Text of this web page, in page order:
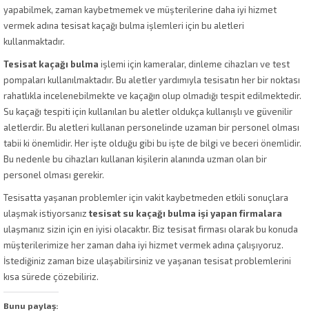
yapabilmek, zaman kaybetmemek ve müşterilerine daha iyi hizmet
vermek adına tesisat kaçağı bulma işlemleri için bu aletleri
kullanmaktadır.
Tesisat kaçağı bulma işlemi için kameralar, dinleme cihazları ve test
pompaları kullanılmaktadır. Bu aletler yardımıyla tesisatın her bir noktası
rahatlıkla incelenebilmekte ve kaçağın olup olmadığı tespit edilmektedir.
Su kaçağı tespiti için kullanılan bu aletler oldukça kullanışlı ve güvenilir
aletlerdir. Bu aletleri kullanan personelinde uzaman bir personel olması
tabii ki önemlidir. Her işte olduğu gibi bu işte de bilgi ve beceri önemlidir.
Bu nedenle bu cihazları kullanan kişilerin alanında uzman olan bir
personel olması gerekir.
Tesisatta yaşanan problemler için vakit kaybetmeden etkili sonuçlara
ulaşmak istiyorsanız tesisat su kaçağı bulma işi yapan firmalara
ulaşmanız sizin için en iyisi olacaktır. Biz tesisat firması olarak bu konuda
müşterilerimize her zaman daha iyi hizmet vermek adına çalışıyoruz.
İstediğiniz zaman bize ulaşabilirsiniz ve yaşanan tesisat problemlerini
kısa sürede çözebiliriz.
Bunu paylaş: